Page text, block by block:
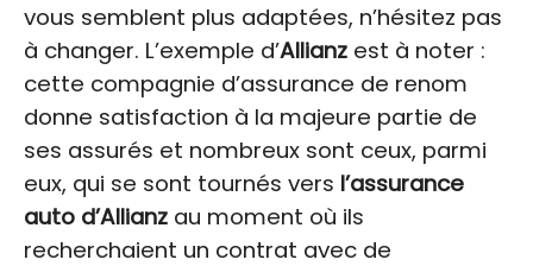
vous semblent plus adaptées, n’hésitez pas
à changer. L’exemple d’Allianz est à noter :
cette compagnie d’assurance de renom
donne satisfaction à la majeure partie de
ses assurés et nombreux sont ceux, parmi
eux, qui se sont tournés vers l’assurance
auto d’Allianz au moment où ils
recherchaient un contrat avec de